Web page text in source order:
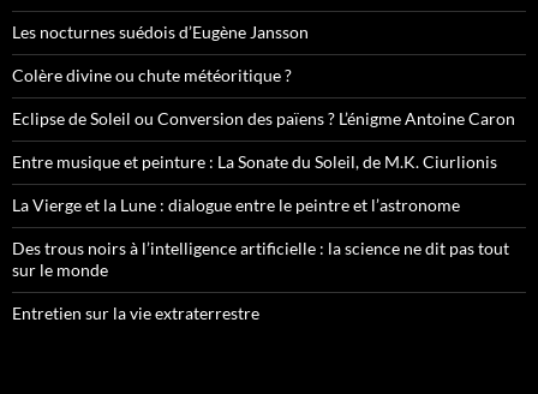
Les nocturnes suédois d’Eugène Jansson
Colère divine ou chute météoritique ?
Eclipse de Soleil ou Conversion des païens ? L’énigme Antoine Caron
Entre musique et peinture : La Sonate du Soleil, de M.K. Ciurlionis
La Vierge et la Lune : dialogue entre le peintre et l’astronome
Des trous noirs à l’intelligence artificielle : la science ne dit pas tout
sur le monde
Entretien sur la vie extraterrestre